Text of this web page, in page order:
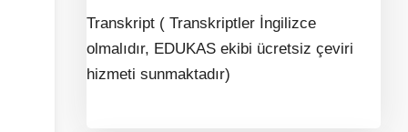
Transkript ( Transkriptler İngilizce
olmalıdır, EDUKAS ekibi ücretsiz çeviri
hizmeti sunmaktadır)